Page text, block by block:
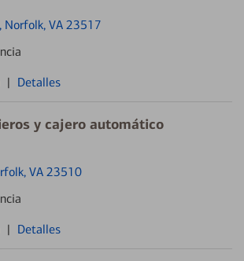
, Norfolk, VA 23517
| Detalles
y cajero automático
VA 23510
| Detalles